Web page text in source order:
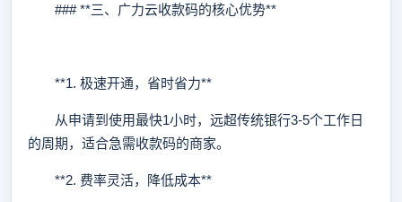
### **三、广力云收款码的核心优势**
**1. 极速开通，省时省力**
从申请到使用最快1小时，远超传统银行3-5个工作日
的周期，适合急需收款码的商家。
**2. 费率灵活，降低成本**